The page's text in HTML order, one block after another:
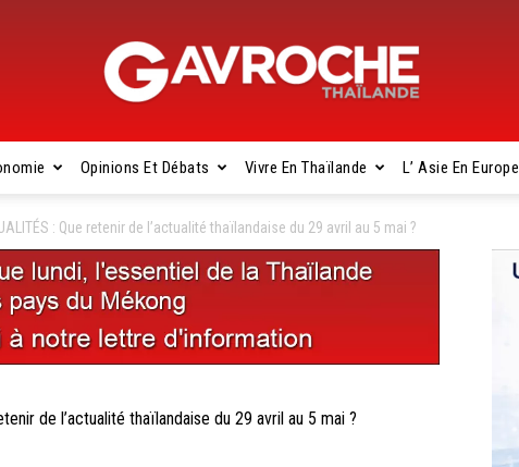
Gavroche
Opinions Et Débats Vivre En Thaïlande L’ Asie En Europe
: Que retenir de l’actualité thaïlandaise du 29 avril au 5 mai ?
de l’actualité thaïlandaise du 29 avril au 5 mai ?